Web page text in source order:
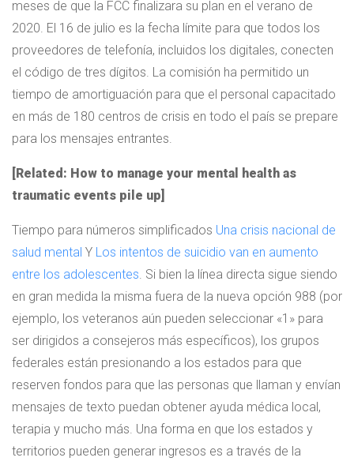
meses de que la FCC finalizara su plan en el verano de
2020. El 16 de julio es la fecha límite para que todos los
proveedores de telefonía, incluidos los digitales, conecten
el código de tres dígitos. La comisión ha permitido un
tiempo de amortiguación para que el personal capacitado
en más de 180 centros de crisis en todo el país se prepare
para los mensajes entrantes.
[Related: How to manage your mental health as
traumatic events pile up]
Tiempo para números simplificados Una crisis nacional de
salud mental Y Los intentos de suicidio van en aumento
entre los adolescentes. Si bien la línea directa sigue siendo
en gran medida la misma fuera de la nueva opción 988 (por
ejemplo, los veteranos aún pueden seleccionar «1» para
ser dirigidos a consejeros más específicos), los grupos
federales están presionando a los estados para que
reserven fondos para que las personas que llaman y envían
mensajes de texto puedan obtener ayuda médica local,
terapia y mucho más. Una forma en que los estados y
territorios pueden generar ingresos es a través de la